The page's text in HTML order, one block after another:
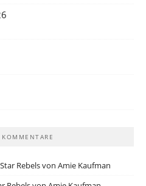
Rebels von Amie Kaufman